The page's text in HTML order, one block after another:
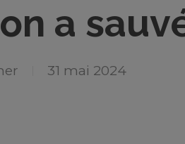
a
31 mai 2024